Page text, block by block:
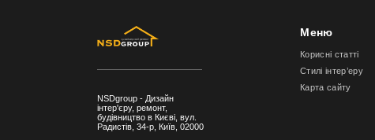
NSDgroup - Дизайн
інтер'єру, ремонт,
будівництво в Києві, вул.
Радистів, 34-р, Київ, 02000
Меню
Корисні статті
Стилі інтер’еру
Карта сайту